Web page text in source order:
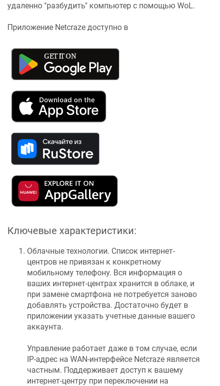
удаленно "разбудить" компьютер с помощью WoL.
Приложение Netcraze доступно в
Ключевые характеристики:
Облачные технологии. Список интернет-
центров не привязан к конкретному
мобильному телефону. Вся информация о
ваших интернет-центрах хранится в облаке, и
при замене смартфона не потребуется заново
добавлять устройства. Достаточно будет в
приложении указать учетные данные вашего
аккаунта.
Управление работает даже в том случае, если
IP-адрес на WAN-интерфейсе Netcraze является
частным. Поддерживает доступ к вашему
интернет-центру при переключении на